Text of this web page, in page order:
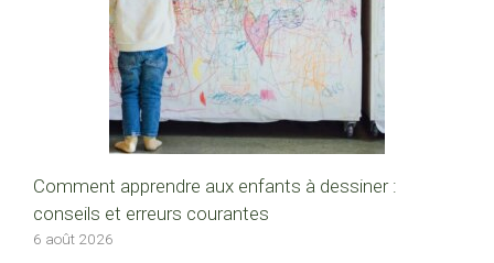
Comment apprendre aux enfants à dessiner :
conseils et erreurs courantes
6 août 2026